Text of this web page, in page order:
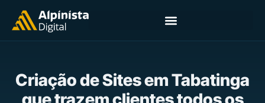
Criação de Sites em Tabatinga